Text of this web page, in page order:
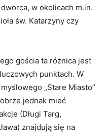
w okolicach m.in.
św. Katarzyny czy
gościa ta różnica jest
punktach. W
„Stare Miasto”
jednak mieć
(Długi Targ,
znajdują się na